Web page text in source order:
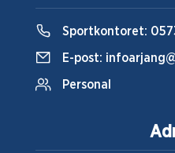
Sportkontoret:
E-post:
Personal